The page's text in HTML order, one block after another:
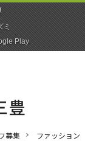
募集 ファッション
ミ
Play